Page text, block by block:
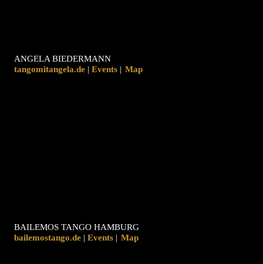
ANGELA BIEDERMANN
tangomitangela.de | | Map
BAILEMOS TANGO HAMBURG
bailemostango.de | | Map